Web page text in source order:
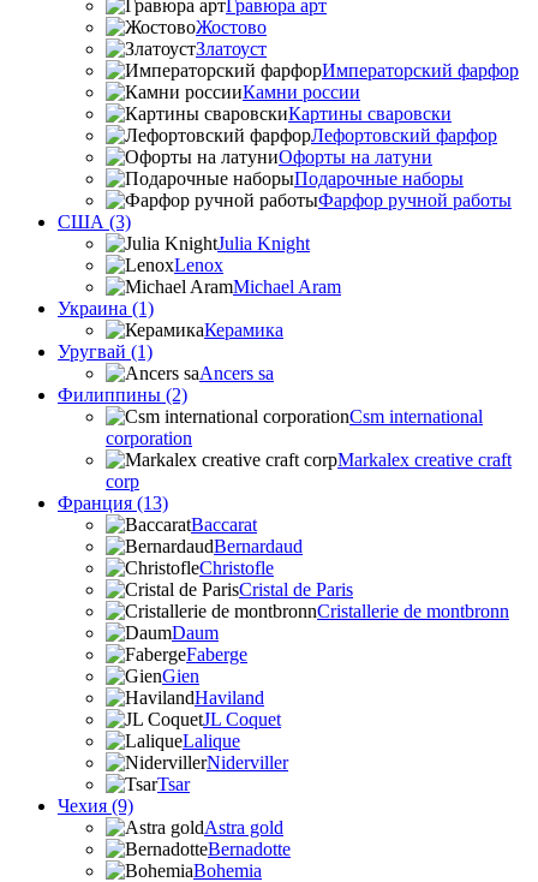
Гравюра арт
Жостово
Златоуст
Императорский фарфор
Камни россии
Картины сваровски
Лефортовский фарфор
Офорты на латуни
Подарочные наборы
Фарфор ручной работы
США (3)
Julia Knight
Lenox
Michael Aram
Украина (1)
Керамика
Уругвай (1)
Ancers sa
Филиппины (2)
Csm international
corporation
Markalex creative craft
corp
Франция (13)
Baccarat
Bernardaud
Christofle
Cristal de Paris
Cristallerie de montbronn
Daum
Faberge
Gien
Haviland
JL Coquet
Lalique
Niderviller
Tsar
Чехия (9)
Astra gold
Bernadotte
Bohemia